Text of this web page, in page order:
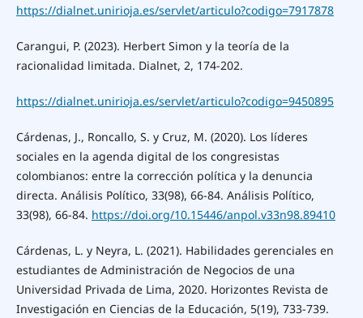
https://dialnet.unirioja.es/servlet/articulo?codigo=7917878
Carangui, P. (2023). Herbert Simon y la teoría de la
racionalidad limitada. Dialnet, 2, 174-202.
https://dialnet.unirioja.es/servlet/articulo?codigo=9450895
Cárdenas, J., Roncallo, S. y Cruz, M. (2020). Los líderes
sociales en la agenda digital de los congresistas
colombianos: entre la corrección política y la denuncia
directa. Análisis Político, 33(98), 66-84. Análisis Político,
33(98), 66-84. https://doi.org/10.15446/anpol.v33n98.89410
Cárdenas, L. y Neyra, L. (2021). Habilidades gerenciales en
estudiantes de Administración de Negocios de una
Universidad Privada de Lima, 2020. Horizontes Revista de
Investigación en Ciencias de la Educación, 5(19), 733-739.